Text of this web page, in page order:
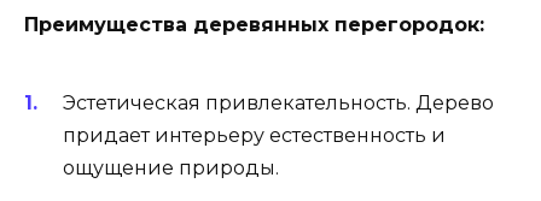
Преимущества деревянных перегородок:
Эстетическая привлекательность. Дерево
придает интерьеру естественность и
ощущение природы.